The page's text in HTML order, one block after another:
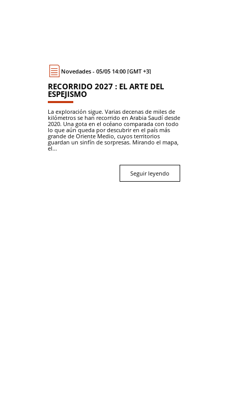
Novedades - 05/05 14:00 [GMT +3]
RECORRIDO 2027 : EL ARTE DEL
ESPEJISMO
La exploración sigue. Varias decenas de miles de
kilómetros se han recorrido en Arabia Saudí desde
2020. Una gota en el océano comparada con todo
lo que aún queda por descubrir en el país más
grande de Oriente Medio, cuyos territorios
guardan un sinfín de sorpresas. Mirando el mapa,
el...
Seguir leyendo